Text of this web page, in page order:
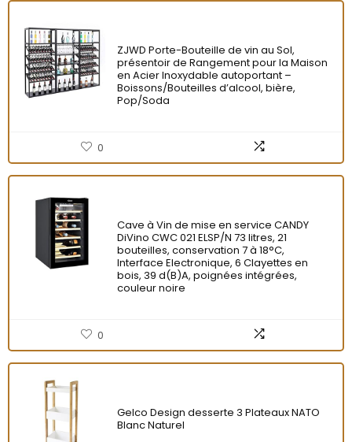
ZJWD Porte-Bouteille de vin au Sol,
présentoir de Rangement pour la Maison
en Acier Inoxydable autoportant –
Boissons/Bouteilles d’alcool, bière,
Pop/Soda
0
Cave à Vin de mise en service CANDY
DiVino CWC 021 ELSP/N 73 litres, 21
bouteilles, conservation 7 à 18°C,
Interface Electronique, 6 Clayettes en
bois, 39 d(B)A, poignées intégrées,
couleur noire
0
Gelco Design desserte 3 Plateaux NATO
Blanc Naturel